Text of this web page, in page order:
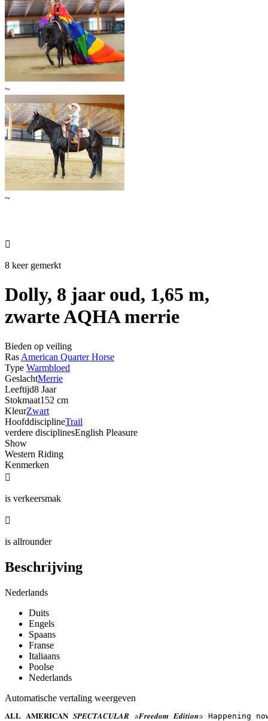
~
~

8 keer gemerkt
Dolly, 8 jaar oud, 1,65 m,
zwarte AQHA merrie
Bieden op veiling
Ras American Quarter Horse
Type Warmbloed
GeslachtMerrie
Leeftijd8 Jaar
Stokmaat152 cm
KleurZwart
HoofddisciplineTrail
verdere disciplinesEnglish Pleasure
Show
Western Riding
Kenmerken

is verkeersmak

is allrounder
Beschrijving
Nederlands
Duits
Engels
Spaans
Franse
Italiaans
Poolse
Nederlands
Automatische vertaling weergeven
𝐀𝐋𝐋 𝐀𝐌𝐄𝐑𝐈𝐂𝐀𝐍 𝑺𝑷𝑬𝑪𝑻𝑨𝑪𝑼𝑳𝑨𝑹 ✰𝑭𝒓𝒆𝒆𝒅𝒐𝒎 𝑬𝒅𝒊𝒕𝒊𝒐𝒏✰